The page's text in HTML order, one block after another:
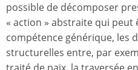
possible de décomposer
« action » abstraite qui peut
compétence générique, les
structurelles entre, par